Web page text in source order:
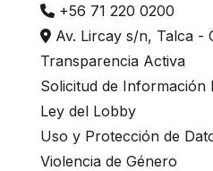
+56 71 220 0200
Av. Lircay s/n, Talca -
Transparencia Activa
Solicitud de Información
Ley del Lobby
Uso y Protección de
Violencia de Género